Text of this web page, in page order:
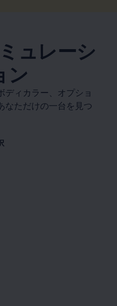
ュレーシ
ン
ディカラー、オプショ
なただけの一台を見つ